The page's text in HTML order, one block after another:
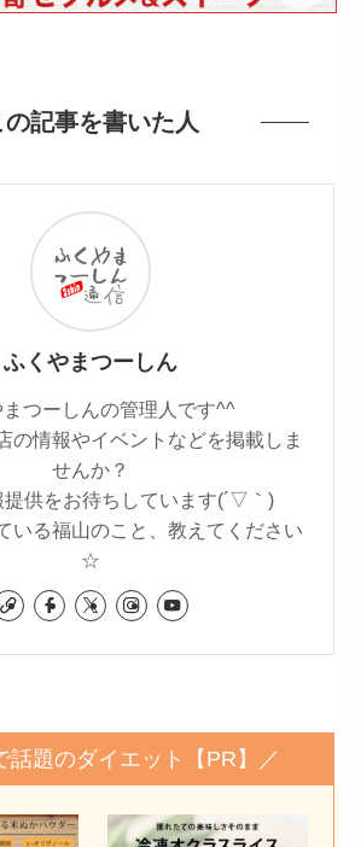
の記事を書いた人
ふくやまつーしん
つーしんの管理人です^^
の情報やイベントなどを掲載しま
せんか？
提供をお待ちしています(´▽｀)
いる福山のこと、教えてください
☆
話題のダイエット【PR】／